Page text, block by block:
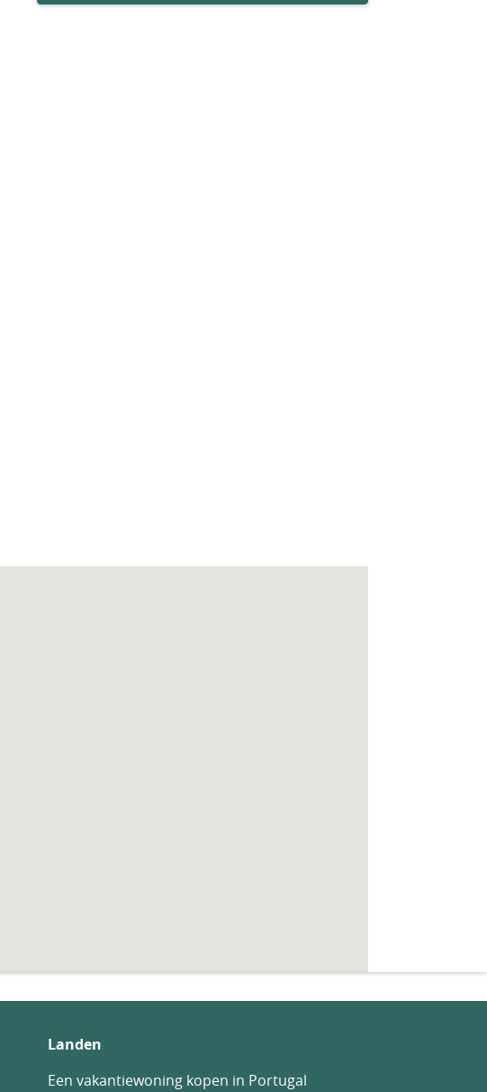
Landen
Een vakantiewoning kopen in Portugal